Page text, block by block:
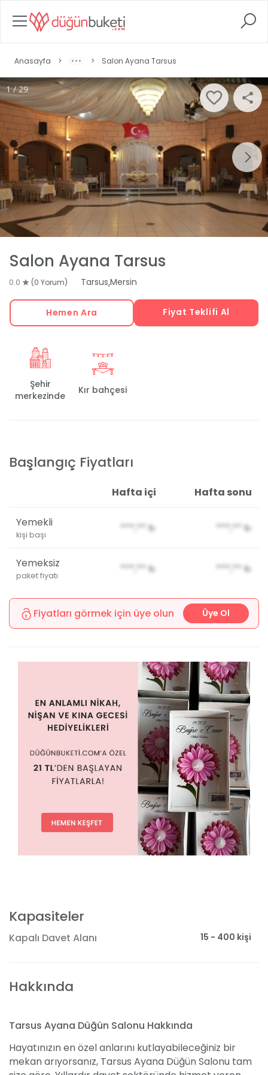
Anasayfa > > Salon Ayana Tarsus
1 / 29
Salon Ayana Tarsus
0.0 (0 Yorum) Tarsus,Mersin
Hemen Ara Fiyat Teklifi Al
Şehir
merkezinde
Kır bahçesi
Başlangıç Fiyatları
Hafta içi Hafta sonu
Yemekli
kişi başı
***,** ₺ ***,** ₺
Yemeksiz
paket fiyatı
***,** ₺ ***,** ₺
Fiyatları görmek için üye olun Üye Ol
Kapasiteler
Kapalı Davet Alanı 15 - 400 kişi
Hakkında
Tarsus Ayana Düğün Salonu Hakkında
Hayatınızın en özel anlarını kutlayabileceğiniz bir
mekan arıyorsanız, Tarsus Ayana Düğün Salonu tam